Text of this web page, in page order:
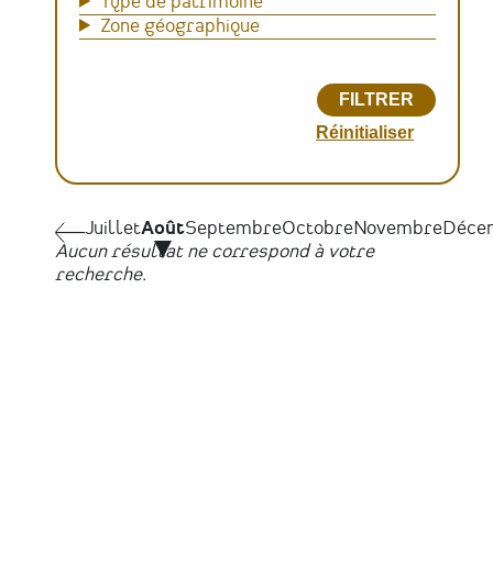
Pagination
JuilletJuilletAoûtSeptembreOctobreNovembre
Aucun résultat ne correspond à votre
recherche.
Zone géographique